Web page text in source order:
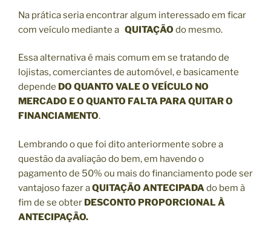
Na prática seria encontrar algum interessado em ficar
com veículo mediante a QUITAÇÃO do mesmo.
Essa alternativa é mais comum em se tratando de
lojistas, comerciantes de automóvel, e basicamente
depende DO QUANTO VALE O VEÍCULO NO
MERCADO E O QUANTO FALTA PARA QUITAR O
FINANCIAMENTO.
Lembrando o que foi dito anteriormente sobre a
questão da avaliação do bem, em havendo o
pagamento de 50% ou mais do financiamento pode ser
vantajoso fazer aQUITAÇÃO ANTECIPADAdo bem à
fim de se obter DESCONTO PROPORCIONAL À
ANTECIPAÇÃO.